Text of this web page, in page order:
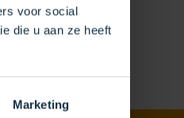
voor social
die u aan ze heeft
Marketing